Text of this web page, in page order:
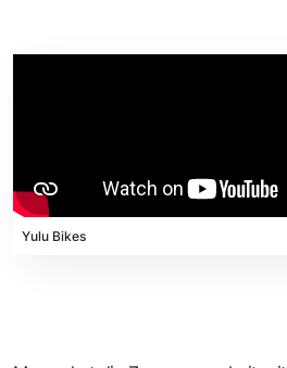
Yulu Bikes